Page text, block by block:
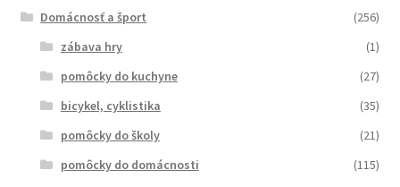
Domácnosť a šport
(256)
zábava hry
(1)
pomôcky do kuchyne
(27)
bicykel, cyklistika
(35)
pomôcky do školy
(21)
pomôcky do domácnosti
(115)